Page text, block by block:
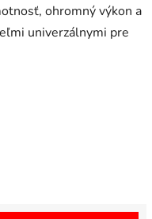
ohromný výkon a
univerzálnymi pre